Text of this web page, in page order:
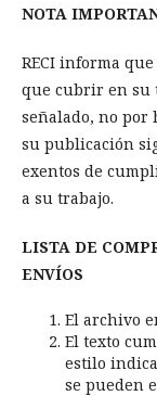
NOTA
RECI informa
que cubrir en su
señalado, no por
su publicación
exentos de
a su trabajo.
LISTA DE
ENVÍOS
El archivo
El texto
estilo
se pueden